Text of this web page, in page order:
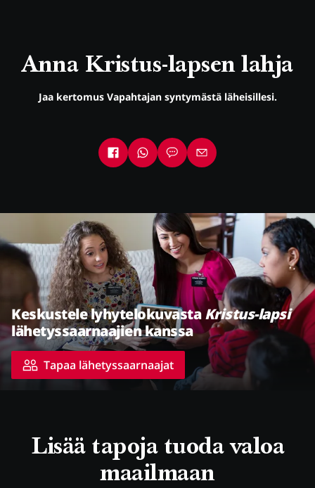
Anna Kristus-lapsen lahja
Jaa kertomus Vapahtajan syntymästä läheisillesi.
Keskustele lyhytelokuvastaKristus-lapsi
lähetyssaarnaajien kanssa
Tapaa lähetyssaarnaajat
Lisää tapoja tuoda valoa
maailmaan